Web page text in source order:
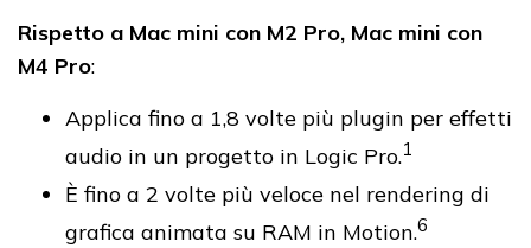
Rispetto a Mac mini con M2 Pro, Mac mini con
M4 Pro:
Applica fino a 1,8 volte più plugin per effetti
audio in un progetto in Logic Pro.1
È fino a 2 volte più veloce nel rendering di
grafica animata su RAM in Motion.6